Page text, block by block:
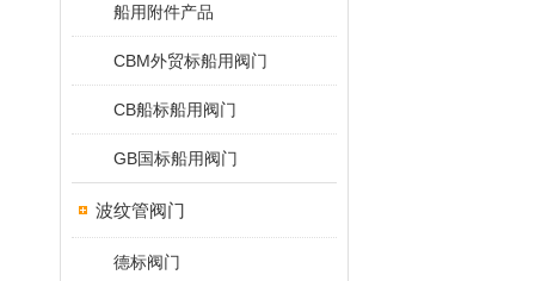
船用附件产品
CBM外贸标船用阀门
CB船标船用阀门
GB国标船用阀门
波纹管阀门
德标阀门